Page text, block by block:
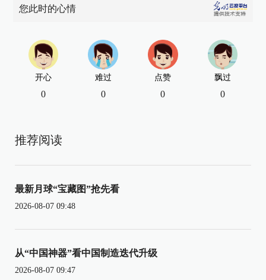
您此时的心情
开心
0
难过
0
点赞
0
飘过
0
推荐阅读
最新月球“宝藏图”抢先看
2026-08-07 09:48
从“中国神器”看中国制造迭代升级
2026-08-07 09:47